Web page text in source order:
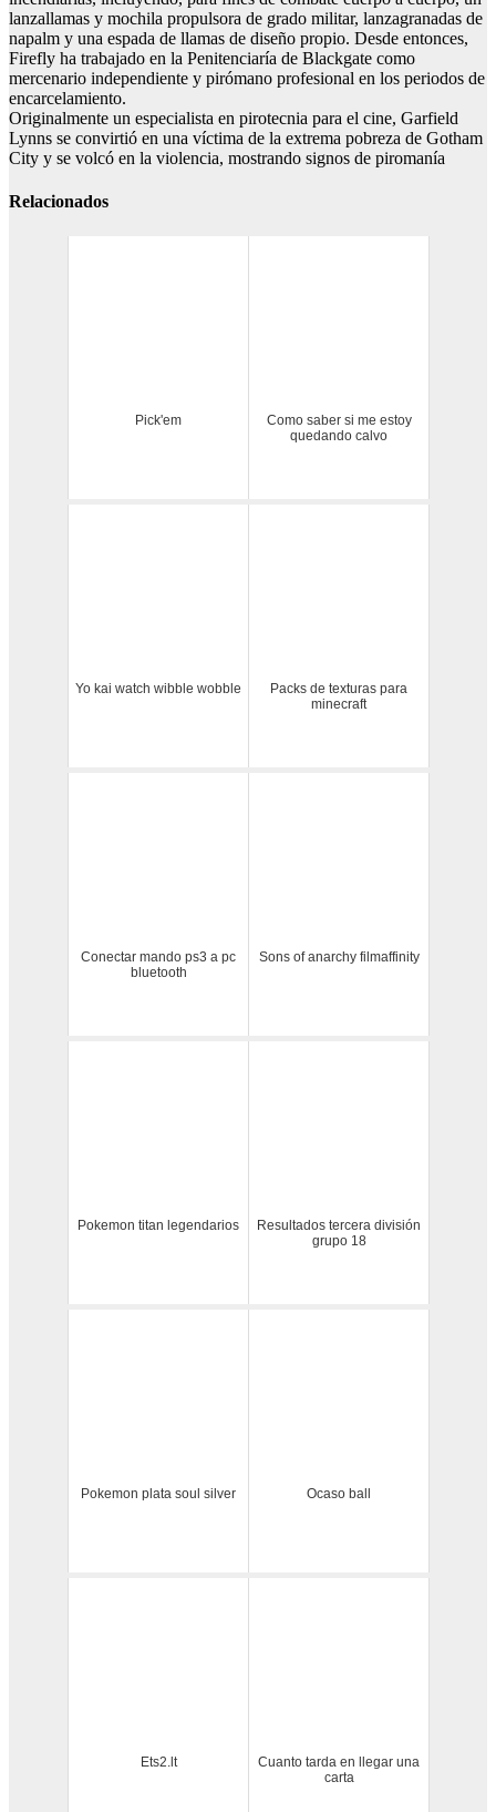
lanzallamas y mochila propulsora de grado militar, lanzagranadas de
napalm y una espada de llamas de diseño propio. Desde entonces,
Firefly ha trabajado en la Penitenciaría de Blackgate como
mercenario independiente y pirómano profesional en los periodos de
encarcelamiento.
Originalmente un especialista en pirotecnia para el cine, Garfield
Lynns se convirtió en una víctima de la extrema pobreza de Gotham
City y se volcó en la violencia, mostrando signos de piromanía
Relacionados
Pick'em
Como saber si me estoy
quedando calvo
Yo kai watch wibble wobble
Packs de texturas para
minecraft
Conectar mando ps3 a pc
bluetooth
Sons of anarchy filmaffinity
Pokemon titan legendarios
Resultados tercera división
grupo 18
Pokemon plata soul silver Ocaso ball
Ets2.lt
Cuanto tarda en llegar una
carta